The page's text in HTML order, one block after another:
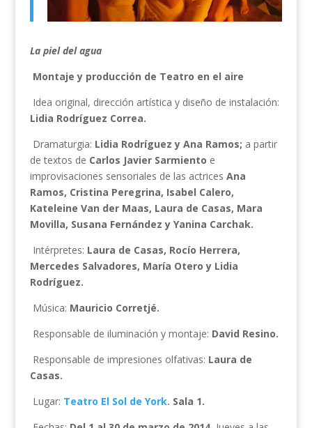
La piel del agua
Montaje y producción de Teatro en el aire
Idea original, dirección artística y diseño de instalación:
Lidia Rodríguez Correa.
Dramaturgia: Lidia Rodríguez y Ana Ramos; a partir
de textos de Carlos Javier Sarmiento e
improvisaciones sensoriales de las actrices Ana
Ramos, Cristina Peregrina, Isabel Calero,
Kateleine Van der Maas, Laura de Casas, Mara
Movilla, Susana Fernández y Yanina Carchak.
Intérpretes: Laura de Casas, Rocío Herrera,
Mercedes Salvadores, María Otero y Lidia
Rodríguez.
Música: Mauricio Corretjé.
Responsable de iluminación y montaje: David Resino.
Responsable de impresiones olfativas: Laura de
Casas.
Lugar: Teatro El Sol de York. Sala 1.